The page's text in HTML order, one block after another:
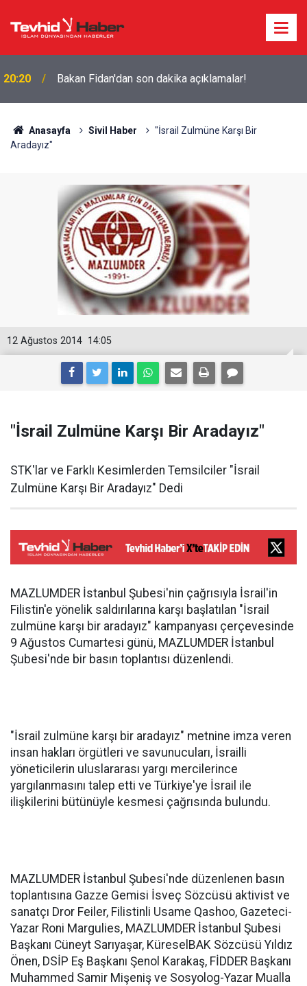
20:20 Bakan Fidan'dan son dakika açıklamalar!
Anasayfa Sivil Haber
"İsrail Zulmüne Karşı Bir
Aradayız"
14:05
12 Ağustos 2014
"İsrail Zulmüne Karşı Bir Aradayız"
STK'lar ve Farklı Kesimlerden Temsilciler "İsrail
Zulmüne Karşı Bir Aradayız" Dedi
MAZLUMDER İstanbul Şubesi'nin çağrısıyla İsrail'in
Filistin'e yönelik saldırılarına karşı başlatılan "İsrail
zulmüne karşı bir aradayız" kampanyası çerçevesinde
9 Ağustos Cumartesi günü, MAZLUMDER İstanbul
Şubesi'nde bir basın toplantısı düzenlendi.
"İsrail zulmüne karşı bir aradayız" metnine imza veren
insan hakları örgütleri ve savunucuları, İsrailli
yöneticilerin uluslararası yargı mercilerince
yargılanmasını talep etti ve Türkiye'ye İsrail ile
ilişkilerini bütünüyle kesmesi çağrısında bulundu.
MAZLUMDER İstanbul Şubesi'nde düzenlenen basın
toplantısına Gazze Gemisi İsveç Sözcüsü aktivist ve
sanatçı Dror Feiler, Filistinli Usame Qashoo, Gazeteci-
Yazar Roni Margulies, MAZLUMDER İstanbul Şubesi
Başkanı Cüneyt Sarıyaşar, KüreselBAK Sözcüsü Yıldız
Önen, DSİP Eş Başkanı Şenol Karakaş, FİDDER Başkanı
Muhammed Samir Mişeniş ve Sosyolog-Yazar Mualla